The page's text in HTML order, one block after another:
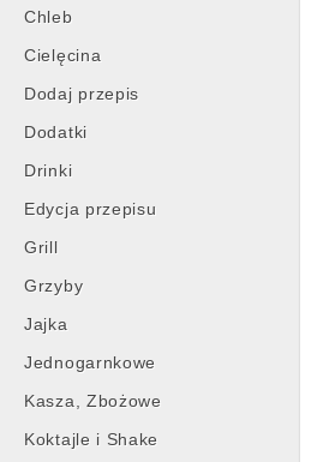
Chleb
Cielęcina
Dodaj przepis
Dodatki
Drinki
Edycja przepisu
Grill
Grzyby
Jajka
Jednogarnkowe
Kasza, Zbożowe
Koktajle i Shake